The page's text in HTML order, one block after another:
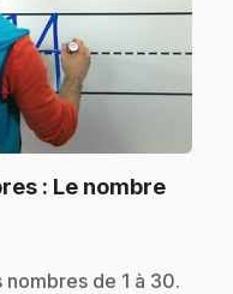
: Le nombre
de 1 à 30.